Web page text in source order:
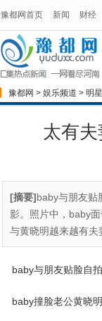
豫都网首页 新闻 财经
豫都网 > 娱乐频道 > 明星
太有夫
[摘要]baby与朋友贴
影。照片中，baby
与黄晓明越来越有夫
baby与朋友贴脸自拍
baby撞脸老公黄晓明